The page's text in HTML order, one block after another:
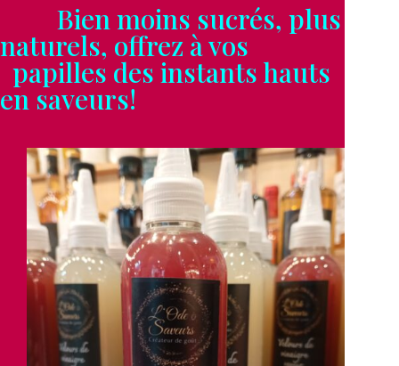
Bien moins sucrés, plus
naturels, offrez à vos
papilles des instants hauts
en saveurs!